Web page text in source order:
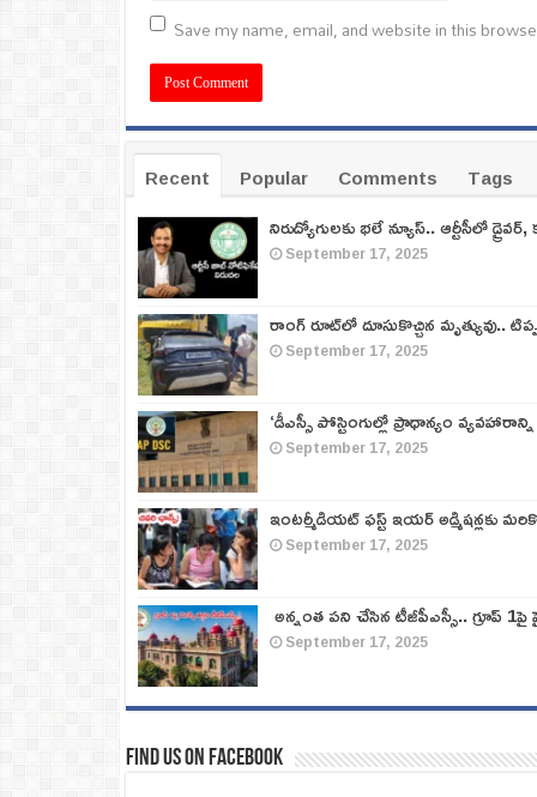
Save my name, email, and website in this
Recent Popular Comments
Tags
నిరుద్యోగులకు భలే న్యూస్.. ఆర్టీసీలో
September 17, 2025
రాంగ్ రూట్‌లో దూసుకొచ్చిన మృత్యువు..
September 17, 2025
‘డీఎస్సీ పోస్టింగుల్లో ప్రాధాన్యం
September 17, 2025
ఇంటర్మీడియట్ ఫస్ట్‌ ఇయర్‌ అడ్మిషన్లకు
September 17, 2025
అన్నంత పని చేసిన టీజీపీఎస్సీ.. గ్రూప్‌
September 17, 2025
Find us on Facebook